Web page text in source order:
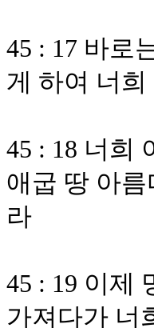
45 : 17 바로
게 하여 너
45 : 18 너희
애굽 땅 아
라
45 : 19 이제
가져다가 너